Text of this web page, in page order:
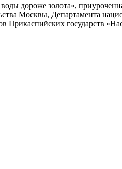
дороже золота»,
Москвы, Департамента
Прикаспийских государств